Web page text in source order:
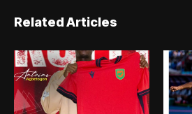
Related Articles